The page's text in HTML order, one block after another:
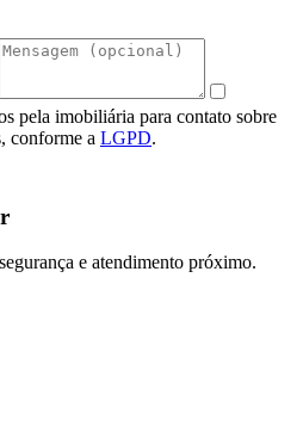
pela imobiliária para contato sobre
conforme a LGPD.
e atendimento próximo.